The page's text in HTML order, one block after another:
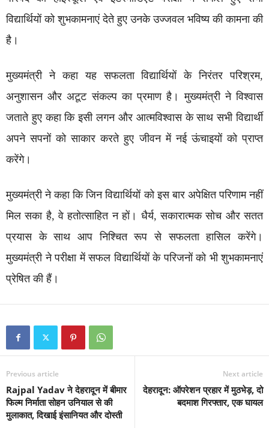
विद्यार्थियों को शुभकामनाएं देते हुए उनके उज्जवल भविष्य की कामना की
है।
मुख्यमंत्री ने कहा यह सफलता विद्यार्थियों के निरंतर परिश्रम,
अनुशासन और अटूट संकल्प का प्रमाण है। मुख्यमंत्री ने विश्वास
जताते हुए कहा कि इसी लगन और आत्मविश्वास के साथ सभी विद्यार्थी
अपने सपनों को साकार करते हुए जीवन में नई ऊंचाइयों को प्राप्त
करेंगे।
मुख्यमंत्री ने कहा कि जिन विद्यार्थियों को इस बार अपेक्षित परिणाम नहीं
मिल सका है, वे हतोत्साहित न हों। धैर्य, सकारात्मक सोच और सतत
प्रयास के साथ आप निश्चित रूप से सफलता हासिल करेंगे।
मुख्यमंत्री ने परीक्षा में सफल विद्यार्थियों के परिजनों को भी शुभकामनाएं
प्रेषित की हैं।
Previous article
Rajpal Yadav ने देहरादून में बीमार
फिल्म निर्माता सोहन उनियाल से की
मुलाकात, दिखाई इंसानियत और दोस्ती
Next article
देहरादून: ऑपरेशन प्रहार में मुठभेड़, दो
बदमाश गिरफ्तार, एक घायल